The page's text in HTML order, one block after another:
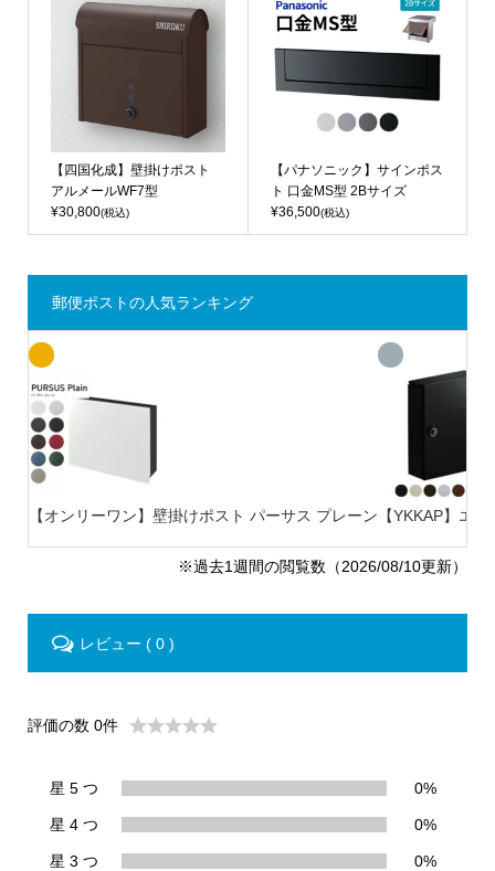
【四国化成】壁掛けポスト
アルメールWF7型
¥30,800(税込)
【パナソニック】サインポス
ト 口金MS型 2Bサイズ
¥36,500(税込)
郵便ポストの人気ランキング
【オンリーワン】壁掛けポスト パーサス プレーン 【YKKAP】エ
※過去1週間の閲覧数（2026/08/10更新）
レビュー ( 0 )
評価の数 0件
星 5 つ 0%
星 4 つ 0%
星 3 つ 0%